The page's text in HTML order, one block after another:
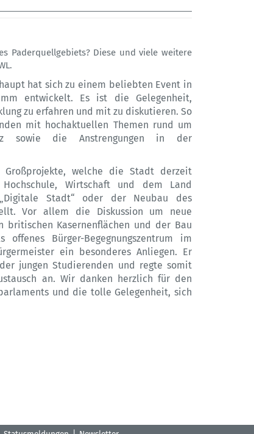
Paderquellgebiets? Diese und viele weitere
hat sich zu einem beliebten Event in
entwickelt. Es ist die Gelegenheit,
zu erfahren und mit zu diskutieren. So
mit hochaktuellen Themen rund um
sowie die Anstrengungen in der
Großprojekte, welche die Stadt derzeit
Wirtschaft und dem Land
Stadt“ oder der Neubau des
Vor allem die Diskussion um neue
britischen Kasernenflächen und der Bau
Bürger-Begegnungszentrum im
ein besonderes Anliegen. Er
jungen Studierenden und regte somit
an. Wir danken herzlich für den
und die tolle Gelegenheit, sich